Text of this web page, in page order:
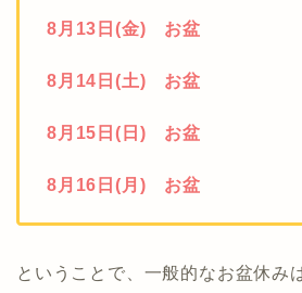
8月13日(金) お盆
8月14日(土) お盆
8月15日(日) お盆
8月16日(月) お盆
ということで、一般的なお盆休み